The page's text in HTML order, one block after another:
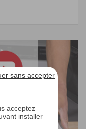
acceptez
installer
sans accepter